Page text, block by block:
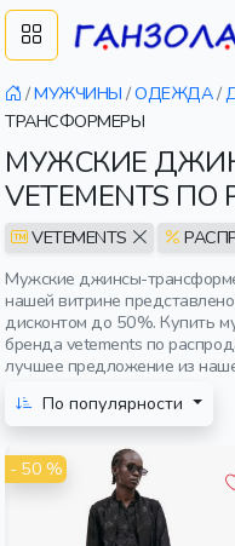
/МУЖЧИНЫ /ОДЕЖДА/
ТРАНСФОРМЕРЫ
МУЖСКИЕ
VETEMENTS
VETEMENTS
Мужские джинсы-
нашей витрине
дисконтом до 50%. Купить
бренда vetements по
лучшее предложение из
По популярности
- 50 %